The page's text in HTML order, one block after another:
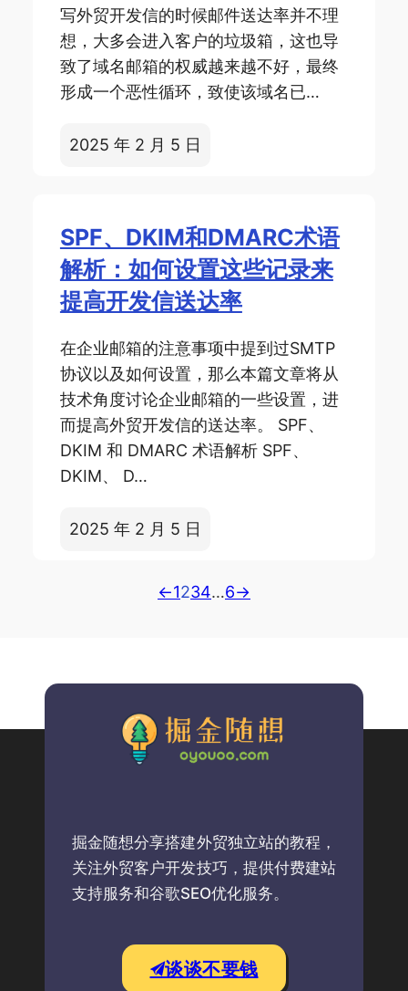
写外贸开发信的时候邮件送达率并不理
想，大多会进入客户的垃圾箱，这也导
致了域名邮箱的权威越来越不好，最终
形成一个恶性循环，致使该域名已…
2025 年 2 月 5 日
SPF、DKIM和DMARC术语
解析：如何设置这些记录来
提高开发信送达率
在企业邮箱的注意事项中提到过SMTP
协议以及如何设置，那么本篇文章将从
技术角度讨论企业邮箱的一些设置，进
而提高外贸开发信的送达率。 SPF、
DKIM 和 DMARC 术语解析 SPF、
DKIM、 D…
2025 年 2 月 5 日
←1234…6→
掘金随想分享搭建外贸独立站的教程，
关注外贸客户开发技巧，提供付费建站
支持服务和谷歌SEO优化服务。
谈谈不要钱